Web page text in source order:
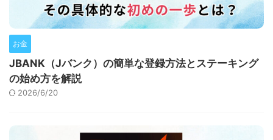
お金
JBANK（Jバンク）の簡単な登録方法とステーキング
の始め方を解説
2026/6/20